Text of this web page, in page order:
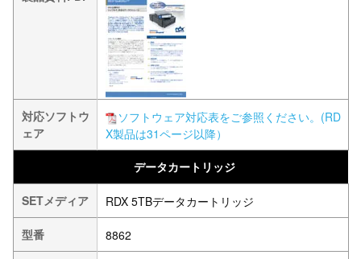
対応ソフトウ
ェア
ソフトウェア対応表をご参照ください。(RD
X製品は31ページ以降）
データカートリッジ
SETメディア RDX 5TBデータカートリッジ
型番 8862